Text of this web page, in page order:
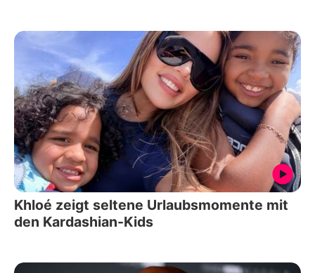
Khloé zeigt seltene Urlaubsmomente mit
den Kardashian-Kids